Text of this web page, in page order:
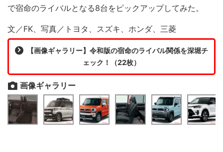
で宿命のライバルとなる8台をピックアップしてみた。
文／FK、写真／トヨタ、スズキ、ホンダ、三菱
【画像ギャラリー】令和版の宿命のライバル関係を深堀チ
ェック！（22枚）
画像ギャラリー